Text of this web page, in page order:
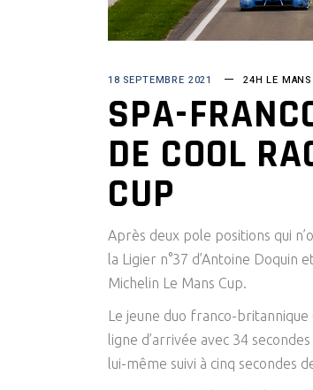
18 SEPTEMBRE 2021 24H LE MANS
SPA-
DE COOL
CUP
Après deux pole positions qui
la Ligier n°37 d’Antoine
Michelin Le Mans Cup.
Le jeune duo franco-
ligne d’arrivée avec 34
lui-même suivi à cinq secondes